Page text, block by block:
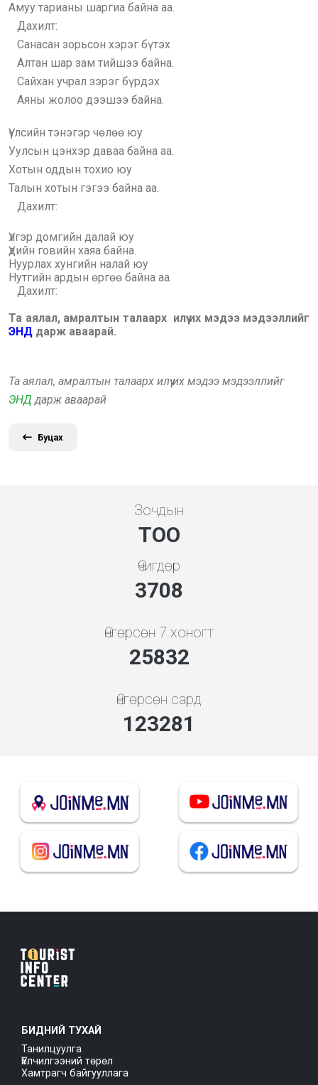
Амуу тарианы шаргиа байна аа.
Дахилт:
Санасан зорьсон хэрэг бүтэх
Алтан шар зам тийшээ байна.
Сайхан учрал зэрэг бүрдэх
Аяны жолоо дээшээ байна.
Үүлсийн тэнэгэр чөлөө юу
Уулсын цэнхэр даваа байна аа.
Хотын оддын тохио юу
Талын хотын гэгээ байна аа.
Дахилт:
Үлгэр домгийн далай юу
Үдийн говийн хаяа байна.
Нуурлах хунгийн налай юу
Нутгийн ардын өргөө байна аа.
Дахилт:
Та аялал, амралтын талаарх илүү их мэдээ мэдээллийг
ЭНД дарж аваарай.
Та аялал, амралтын талаарх илүү их мэдээ мэдээллийг
ЭНД дарж аваарай
Буцах
Зочдын
ТОО
Өчигдөр
3994
Өнгөрсөн 7 хоногт
27819
Өнгөрсөн сард
132764
БИДНИЙ ТУХАЙ
Танилцуулга
Үйлчилгээний төрөл
Хамтрагч байгууллага